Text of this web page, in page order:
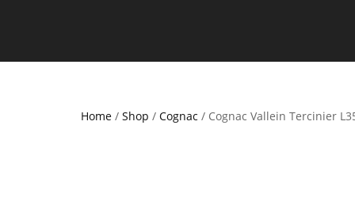
Home / Shop / Cognac / Cognac Vallein Tercinier